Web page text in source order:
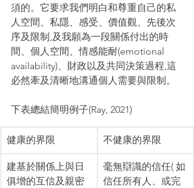
須的。它要求我們明白和尊重自己的私
人空間、私隱、感受、價值觀、先後次
序及限制,及我願為一段關係付出的時
間、個人空間、情感能耐(emotional
availability)、財政以及共同決策過程,這
必然牽及清晰地溝通個人需要與限制。
下表總結簡明例子(Ray, 2021)
健康的界限 不健康的界限
建基於關係上與日
俱增的互信及親密
毫無辯識的信任( 如
信任所有人、或完